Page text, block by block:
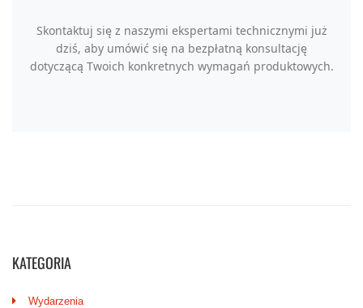
KATEGORIA
Wydarzenia